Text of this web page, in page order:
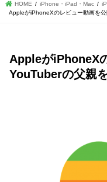
HOME iPhone・iPad・Mac
AppleがiPhoneXのレビュー動画を
AppleがiPhoneX
YouTuberの父親